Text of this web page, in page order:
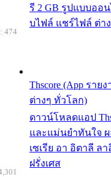
รี 2 GB รูปแบบออ
บไฟล์ แชร์ไฟล์ ต่า
Thscore (App รา
ต่างๆ ทั่วโลก)
ดาวน์โหลดแอป
และแม่นยำทันใจ
เซเรีย อา อิตาลี ล
ฝรั่งเศส
474